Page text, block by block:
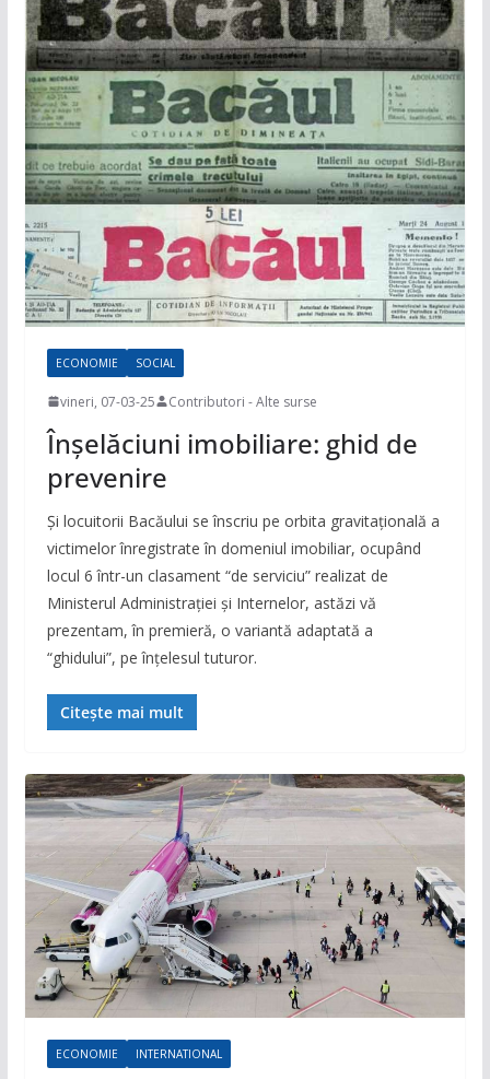
ECONOMIE SOCIAL
vineri, 07-03-25 Contributori - Alte surse
Înșelăciuni imobiliare: ghid de
prevenire
Și locuitorii Bacăului se înscriu pe orbita gravitațională a
victimelor înregistrate în domeniul imobiliar, ocupând
locul 6 într-un clasament “de serviciu” realizat de
Ministerul Administrației și Internelor, astăzi vă
prezentam, în premieră, o variantă adaptată a
“ghidului”, pe înțelesul tuturor.
Citește mai mult
ECONOMIE INTERNATIONAL